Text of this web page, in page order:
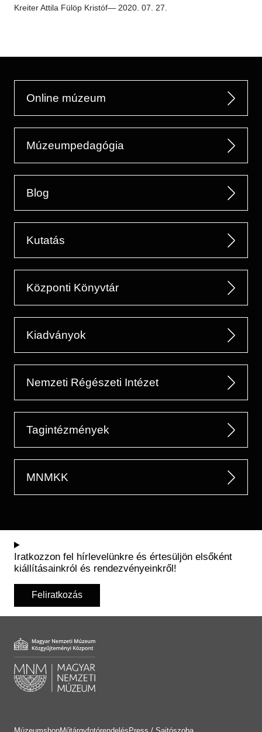
Régészet
Képcsarnok
Központi Könyvtár
Kreiter Attila Fülöp Kristóf— 2020. 07. 27.
Online múzeum
Múzeumpedagógia
Blog
Kutatás
Központi Könyvtár
Kiadványok
Nemzeti Régészeti Intézet
Tagintézmények
MNMKK
Iratkozzon fel hírlevelünkre és értesüljön elsőként
kiállításainkról és rendezvényeinkről!
Feliratkozás